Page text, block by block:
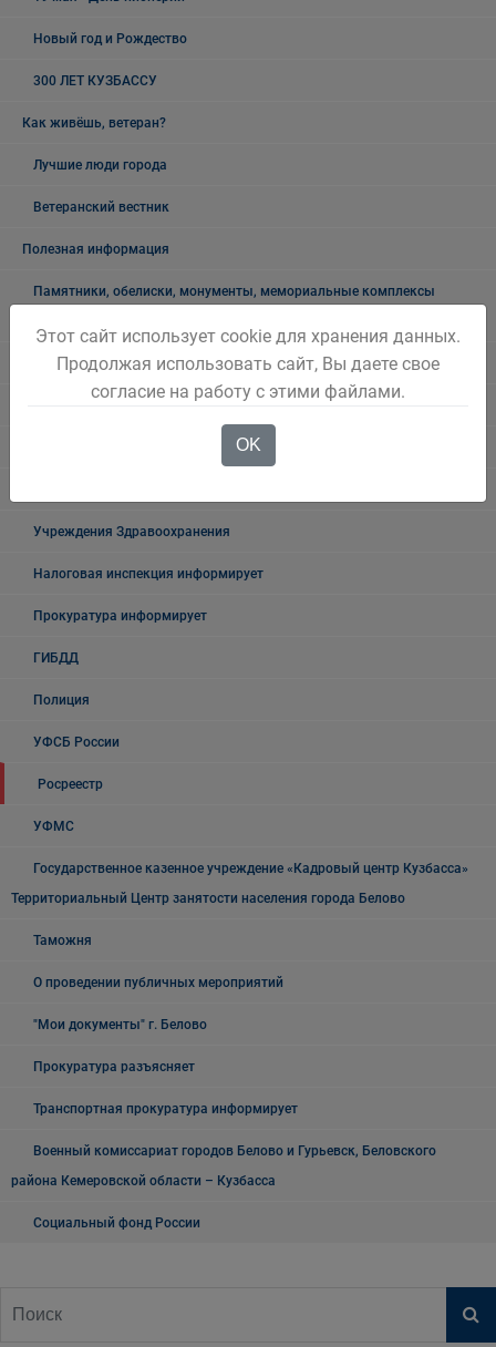
Новый год и Рождество
300 ЛЕТ КУЗБАССУ
Как живёшь, ветеран?
Лучшие люди города
Ветеранский вестник
Полезная информация
Памятники, обелиски, монументы, мемориальные комплексы
Объявления
Учреждения Здравоохранения
Налоговая инспекция информирует
Прокуратура информирует
ГИБДД
Полиция
УФСБ России
Росреестр
УФМС
Государственное казенное учреждение «Кадровый центр Кузбасса»
Территориальный Центр занятости населения города Белово
Таможня
О проведении публичных мероприятий
"Мои документы" г. Белово
Прокуратура разъясняет
Транспортная прокуратура информирует
Военный комиссариат городов Белово и Гурьевск, Беловского
района Кемеровской области – Кузбасса
Социальный фонд России
Этот сайт использует cookie для хранения данных.
Продолжая использовать сайт, Вы даете свое
согласие на работу с этими файлами.
OK